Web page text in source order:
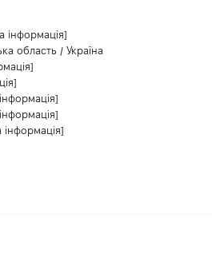
інформація]
область / Україна
інформація]